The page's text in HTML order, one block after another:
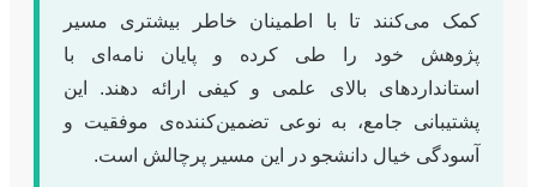
کمک می‌کنند تا با اطمینان خاطر بیشتری مسیر
پژوهش خود را طی کرده و پایان نامه‌ای با
استانداردهای بالای علمی و کیفی ارائه دهند. این
پشتیبانی جامع، به نوعی تضمین‌کننده‌ی موفقیت و
آسودگی خیال دانشجو در این مسیر پرچالش است.